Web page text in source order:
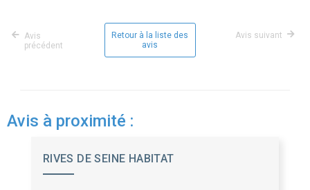
Avis
précédent
Retour à la liste des
avis
Avis suivant
Avis à proximité :
RIVES DE SEINE HABITAT